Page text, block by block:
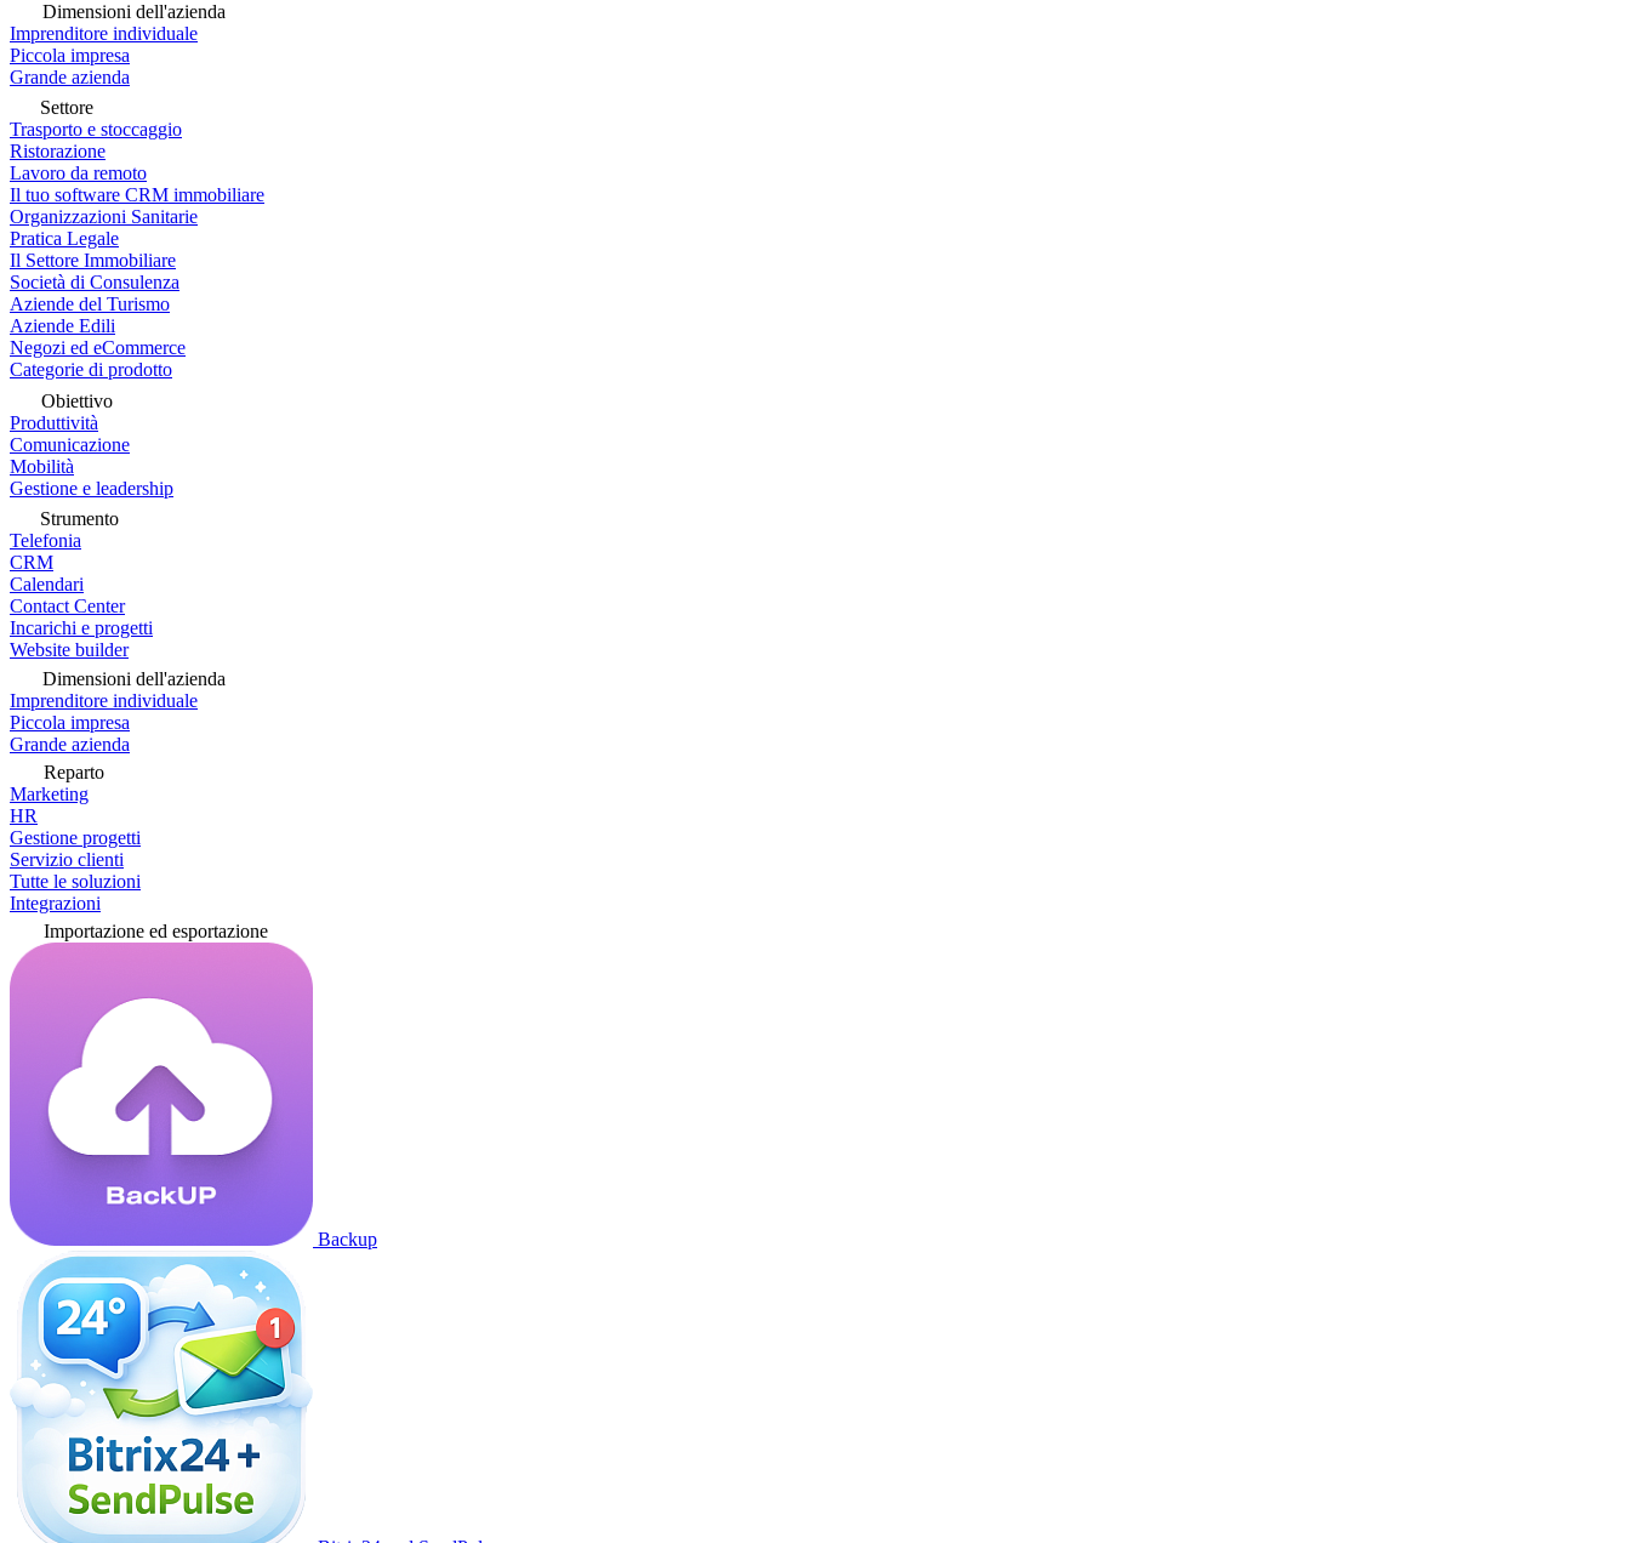
Dimensioni dell'azienda
Imprenditore individuale
Piccola impresa
Grande azienda
Settore
Trasporto e stoccaggio
Ristorazione
Lavoro da remoto
Il tuo software CRM immobiliare
Organizzazioni Sanitarie
Pratica Legale
Il Settore Immobiliare
Società di Consulenza
Aziende del Turismo
Aziende Edili
Negozi ed eCommerce
Categorie di prodotto
Obiettivo
Produttività
Comunicazione
Mobilità
Gestione e leadership
Strumento
Telefonia
CRM
Calendari
Contact Center
Incarichi e progetti
Website builder
Dimensioni dell'azienda
Imprenditore individuale
Piccola impresa
Grande azienda
Reparto
Marketing
HR
Gestione progetti
Servizio clienti
Tutte le soluzioni
Integrazioni
Importazione ed esportazione
Backup